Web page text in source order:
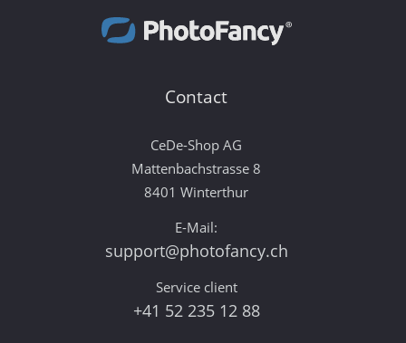
Contact
CeDe-Shop AG
Mattenbachstrasse 8
8401 Winterthur
E-Mail:
support@photofancy.ch
Service client
+41 52 235 12 88